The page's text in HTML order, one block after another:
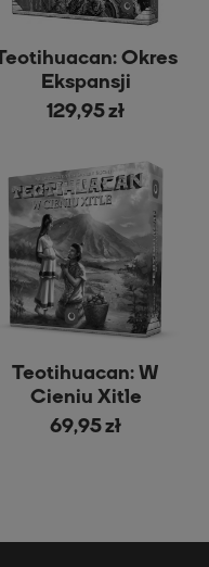
Okres
Ekspansji
129,95 zł
Teotihuacan: W
Cieniu Xitle
69,95 zł